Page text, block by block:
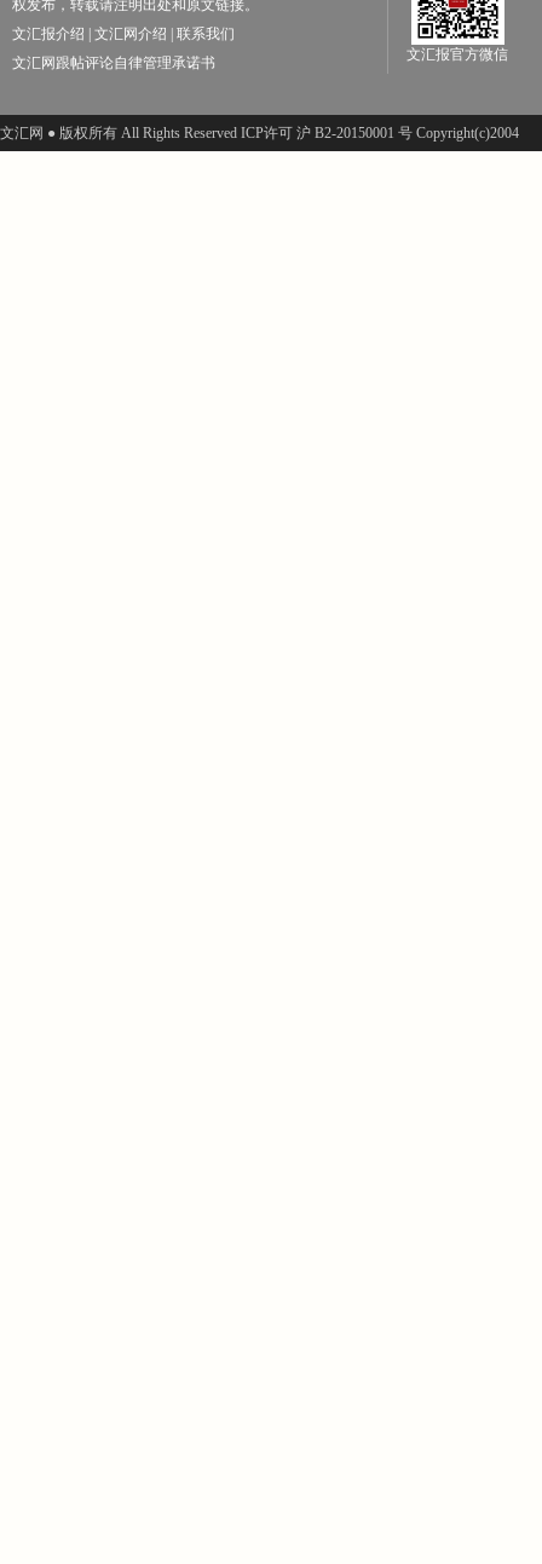
权发布，转载请注明出处和原文链接。
文汇报介绍
文汇网介绍
联系我们
文汇网跟帖评论自律管理承诺书
文汇报官方微信
文汇网 ● 版权所有 All Rights Reserved ICP许可 沪 B2-20150001 号 Copyright(c)2004